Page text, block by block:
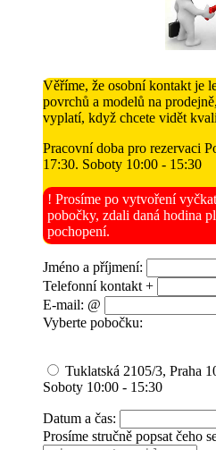
Věříme, že osobní kontakt je
povrchů a modelů na
vyplatí, když chcete vidět
Pracovní doba pro rezervaci
17:30. Soboty 10:00 - 15:30
! Prosíme po vytvoření
pobočky, zdali daná hodina
pochopení.
Jméno a příjmení:
Telefonní kontakt +
E-mail: @
Vyberte pobočku:
Tuklatská 2105/3, Praha
Soboty 10:00 - 15:30
Datum a čas:
Prosíme stručně popsat čeho